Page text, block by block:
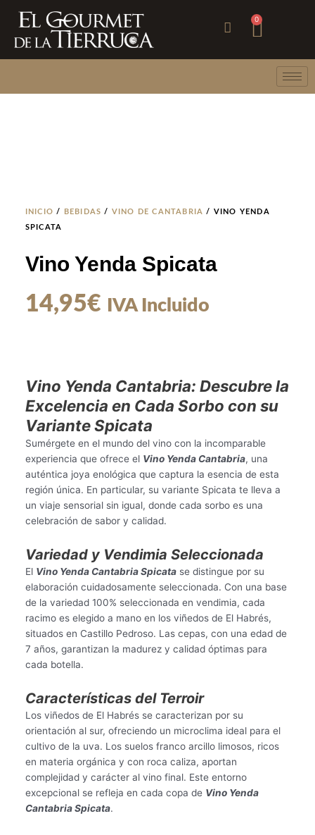
contenido
0
INICIO / BEBIDAS / VINO DE CANTABRIA / VINO YENDA
SPICATA
Vino Yenda Spicata
14,95€ IVA Incluido
Vino Yenda Cantabria: Descubre la
Excelencia en Cada Sorbo con su
Variante Spicata
Sumérgete en el mundo del vino con la incomparable
experiencia que ofrece el Vino Yenda Cantabria, una
auténtica joya enológica que captura la esencia de esta
región única. En particular, su variante Spicata te lleva a
un viaje sensorial sin igual, donde cada sorbo es una
celebración de sabor y calidad.
Variedad y Vendimia Seleccionada
El Vino Yenda Cantabria Spicata se distingue por su
elaboración cuidadosamente seleccionada. Con una base
de la variedad 100% seleccionada en vendimia, cada
racimo es elegido a mano en los viñedos de El Habrés,
situados en Castillo Pedroso. Las cepas, con una edad de
7 años, garantizan la madurez y calidad óptimas para
cada botella.
Características del Terroir
Los viñedos de El Habrés se caracterizan por su
orientación al sur, ofreciendo un microclima ideal para el
cultivo de la uva. Los suelos franco arcillo limosos, ricos
en materia orgánica y con roca caliza, aportan
complejidad y carácter al vino final. Este entorno
excepcional se refleja en cada copa de Vino Yenda
Cantabria Spicata.